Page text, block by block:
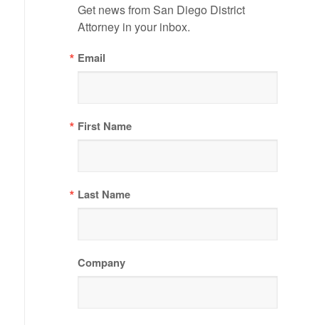
Get news from San Diego District
Attorney in your inbox.
Email
First Name
Last Name
Company